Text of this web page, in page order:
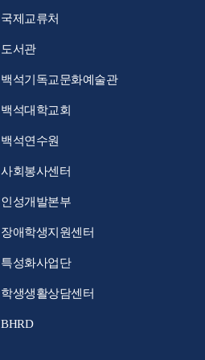
국제교류처
도서관
백석기독교문화예술관
백석대학교회
백석연수원
사회봉사센터
인성개발본부
장애학생지원센터
특성화사업단
학생생활상담센터
BHRD